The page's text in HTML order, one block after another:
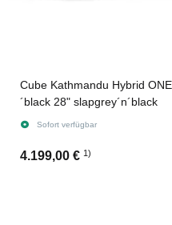
Cube Kathmandu Hybrid
´black 28" slapgrey´n´black
Sofort verfügbar
4.199,00 € 1)